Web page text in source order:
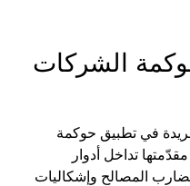
الشركات
في تطبيق حوكمة
تداخل أدوار
تضارب المصالح وإشكاليات